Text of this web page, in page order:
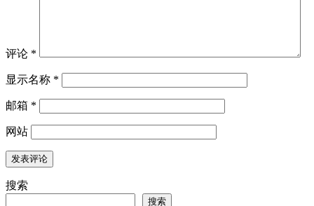
评论 *
显示名称 *
邮箱 *
网站
搜索
搜索